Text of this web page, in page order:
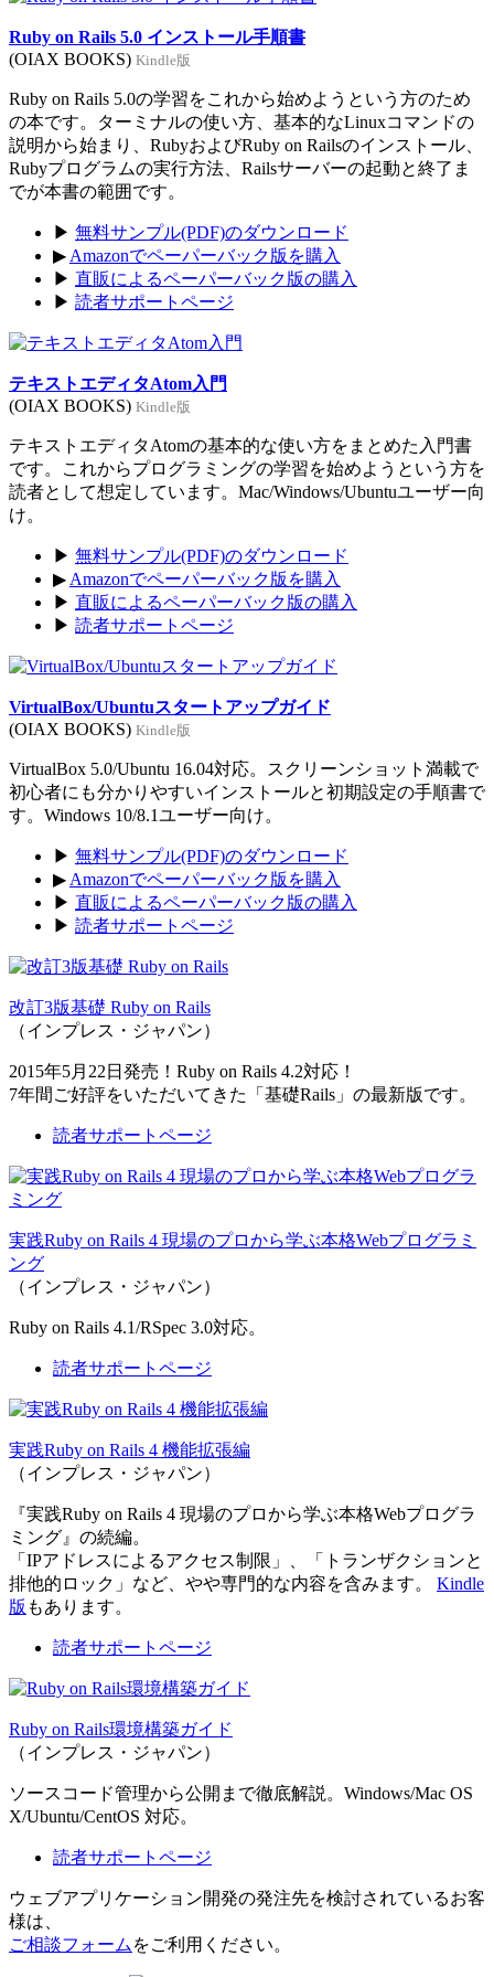
Ruby on Rails 5.0 インストール手順書
(OIAX BOOKS) Kindle版
Ruby on Rails 5.0の学習をこれから始めようという方のため
の本です。ターミナルの使い方、基本的なLinuxコマンドの
説明から始まり、RubyおよびRuby on Railsのインストール、
Rubyプログラムの実行方法、Railsサーバーの起動と終了ま
でが本書の範囲です。
▶ 無料サンプル(PDF)のダウンロード
▶ Amazonでペーパーバック版を購入
▶ 直販によるペーパーバック版の購入
▶ 読者サポートページ
テキストエディタAtom入門
(OIAX BOOKS) Kindle版
テキストエディタAtomの基本的な使い方をまとめた入門書
です。これからプログラミングの学習を始めようという方を
読者として想定しています。Mac/Windows/Ubuntuユーザー向
け。
▶ 無料サンプル(PDF)のダウンロード
▶ Amazonでペーパーバック版を購入
▶ 直販によるペーパーバック版の購入
▶ 読者サポートページ
VirtualBox/Ubuntuスタートアップガイド
(OIAX BOOKS) Kindle版
VirtualBox 5.0/Ubuntu 16.04対応。スクリーンショット満載で
初心者にも分かりやすいインストールと初期設定の手順書で
す。Windows 10/8.1ユーザー向け。
▶ 無料サンプル(PDF)のダウンロード
▶ Amazonでペーパーバック版を購入
▶ 直販によるペーパーバック版の購入
▶ 読者サポートページ
改訂3版基礎 Ruby on Rails
（インプレス・ジャパン）
2015年5月22日発売！Ruby on Rails 4.2対応！
7年間ご好評をいただいてきた「基礎Rails」の最新版です。
読者サポートページ
実践Ruby on Rails 4 現場のプロから学ぶ本格Webプログラミ
ング
（インプレス・ジャパン）
Ruby on Rails 4.1/RSpec 3.0対応。
読者サポートページ
実践Ruby on Rails 4 機能拡張編
（インプレス・ジャパン）
『実践Ruby on Rails 4 現場のプロから学ぶ本格Webプログラ
ミング』の続編。
「IPアドレスによるアクセス制限」、「トランザクションと
排他的ロック」など、やや専門的な内容を含みます。 Kindle
版 もあります。
読者サポートページ
Ruby on Rails環境構築ガイド
（インプレス・ジャパン）
ソースコード管理から公開まで徹底解説。Windows/Mac OS
X/Ubuntu/CentOS 対応。
読者サポートページ
ウェブアプリケーション開発の発注先を検討されているお客
様は、
ご相談フォーム をご利用ください。